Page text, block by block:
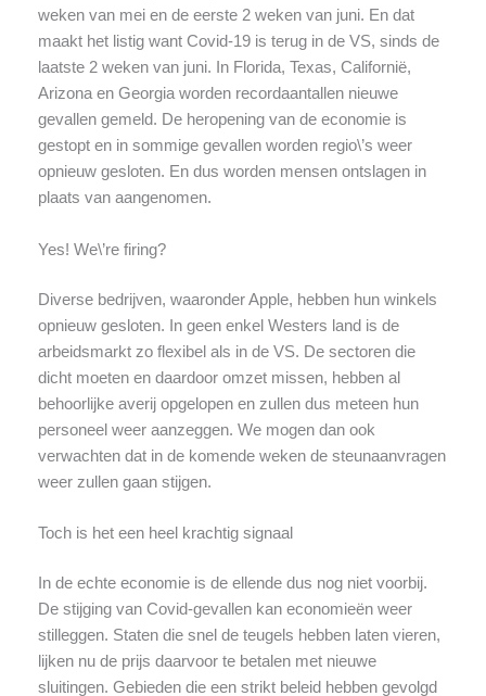
weken van mei en de eerste 2 weken van juni. En dat
maakt het listig want Covid-19 is terug in de VS, sinds de
laatste 2 weken van juni. In Florida, Texas, Californië,
Arizona en Georgia worden recordaantallen nieuwe
gevallen gemeld. De heropening van de economie is
gestopt en in sommige gevallen worden regio\’s weer
opnieuw gesloten. En dus worden mensen ontslagen in
plaats van aangenomen.
Yes! We\’re firing?
Diverse bedrijven, waaronder Apple, hebben hun winkels
opnieuw gesloten. In geen enkel Westers land is de
arbeidsmarkt zo flexibel als in de VS. De sectoren die
dicht moeten en daardoor omzet missen, hebben al
behoorlijke averij opgelopen en zullen dus meteen hun
personeel weer aanzeggen. We mogen dan ook
verwachten dat in de komende weken de steunaanvragen
weer zullen gaan stijgen.
Toch is het een heel krachtig signaal
In de echte economie is de ellende dus nog niet voorbij.
De stijging van Covid-gevallen kan economieën weer
stilleggen. Staten die snel de teugels hebben laten vieren,
lijken nu de prijs daarvoor te betalen met nieuwe
sluitingen. Gebieden die een strikt beleid hebben gevolgd